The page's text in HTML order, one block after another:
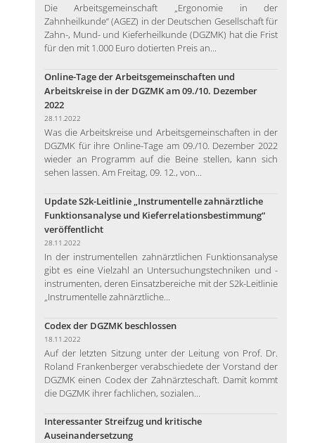
Die Arbeitsgemeinschaft „Ergonomie in der
Zahnheilkunde“ (AGEZ) in der Deutschen Gesellschaft für
Zahn-, Mund- und Kieferheilkunde (DGZMK) hat die Frist
für den mit 1.000 Euro dotierten Preis an...
Online-Tage der Arbeitsgemeinschaften und
Arbeitskreise in der DGZMK am 09./10. Dezember
2022
28.11.2022
Was die Arbeitskreise und Arbeitsgemeinschaften in der
DGZMK für ihre Online-Tage am 09./10. Dezember 2022
wieder an Programm auf die Beine stellen, kann sich
sehen lassen. Am Freitag, 09. 12., von...
Update S2k-Leitlinie „Instrumentelle zahnärztliche
Funktionsanalyse und Kieferrelationsbestimmung“
veröffentlicht
28.11.2022
In der instrumentellen zahnärztlichen Funktionsanalyse
gibt es eine Vielzahl an Untersuchungstechniken und -
instrumenten, deren Einsatzbereiche mit der S2k-Leitlinie
„Instrumentelle zahnärztliche...
Codex der DGZMK beschlossen
18.11.2022
Auf der letzten Sitzung unter der Leitung von Prof. Dr.
Roland Frankenberger verabschiedete der Vorstand der
DGZMK einen Codex der Zahnärzteschaft. Damit kommt
die DGZMK ihrer fachlichen, sozialen...
Interessanter Streifzug und kritische
Auseinandersetzung